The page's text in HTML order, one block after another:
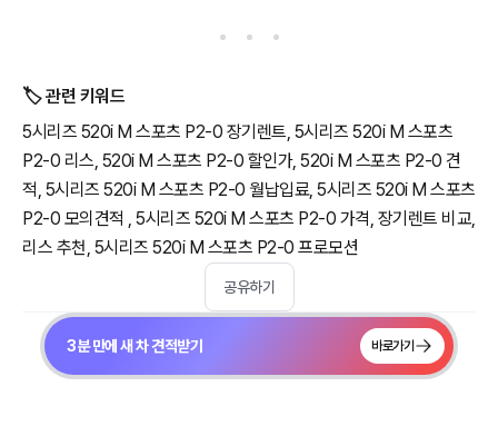
🏷️ 관련 키워드
5시리즈 520i M 스포츠 P2-0 장기렌트, 5시리즈 520i M 스포츠
P2-0 리스, 520i M 스포츠 P2-0 할인가, 520i M 스포츠 P2-0 견
적, 5시리즈 520i M 스포츠 P2-0 월납입료, 5시리즈 520i M 스포츠
P2-0 모의견적 , 5시리즈 520i M 스포츠 P2-0 가격, 장기렌트 비교,
리스 추천, 5시리즈 520i M 스포츠 P2-0 프로모션
공유하기
3분 만에 새 차 견적받기 바로가기